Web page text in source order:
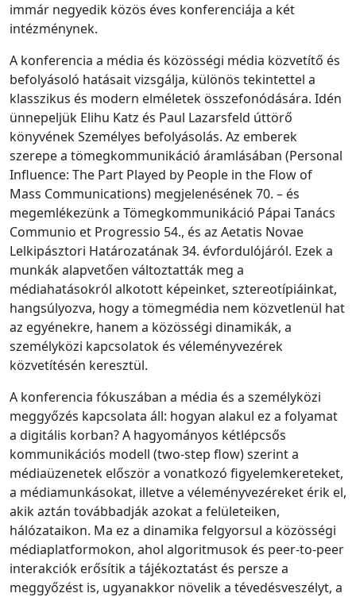
immár negyedik közös éves konferenciája a két
intézménynek.
A konferencia a média és közösségi média közvetítő és
befolyásoló hatásait vizsgálja, különös tekintettel a
klasszikus és modern elméletek összefonódására. Idén
ünnepeljük Elihu Katz és Paul Lazarsfeld úttörő
könyvének Személyes befolyásolás. Az emberek
szerepe a tömegkommunikáció áramlásában (Personal
Influence: The Part Played by People in the Flow of
Mass Communications) megjelenésének 70. – és
megemlékezünk a Tömegkommunikáció Pápai Tanács
Communio et Progressio 54., és az Aetatis Novae
Lelkipásztori Határozatának 34. évfordulójáról. Ezek a
munkák alapvetően változtatták meg a
médiahatásokról alkotott képeinket, sztereotípiáinkat,
hangsúlyozva, hogy a tömegmédia nem közvetlenül hat
az egyénekre, hanem a közösségi dinamikák, a
személyközi kapcsolatok és véleményvezérek
közvetítésén keresztül.
A konferencia fókuszában a média és a személyközi
meggyőzés kapcsolata áll: hogyan alakul ez a folyamat
a digitális korban? A hagyományos kétlépcsős
kommunikációs modell (two-step flow) szerint a
médiaüzenetek először a vonatkozó figyelemkereteket,
a médiamunkásokat, illetve a véleményvezéreket érik el,
akik aztán továbbadják azokat a felületeiken,
hálózataikon. Ma ez a dinamika felgyorsul a közösségi
médiaplatformokon, ahol algoritmusok és peer-to-peer
interakciók erősítik a tájékoztatást és persze a
meggyőzést is, ugyanakkor növelik a tévedésveszélyt, a